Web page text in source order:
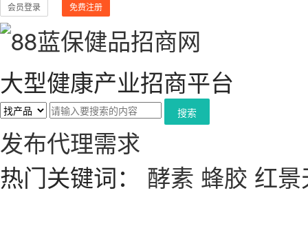
会员登录 免费注册
大型健康产业招商平台
搜索
发布代理需求
热门关键词： 酵素 蜂胶 红景